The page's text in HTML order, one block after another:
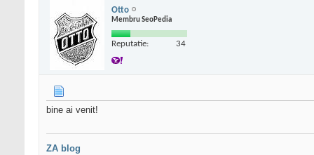
Otto
Membru SeoPedia
Reputatie: 34
bine ai venit!
ZA blog